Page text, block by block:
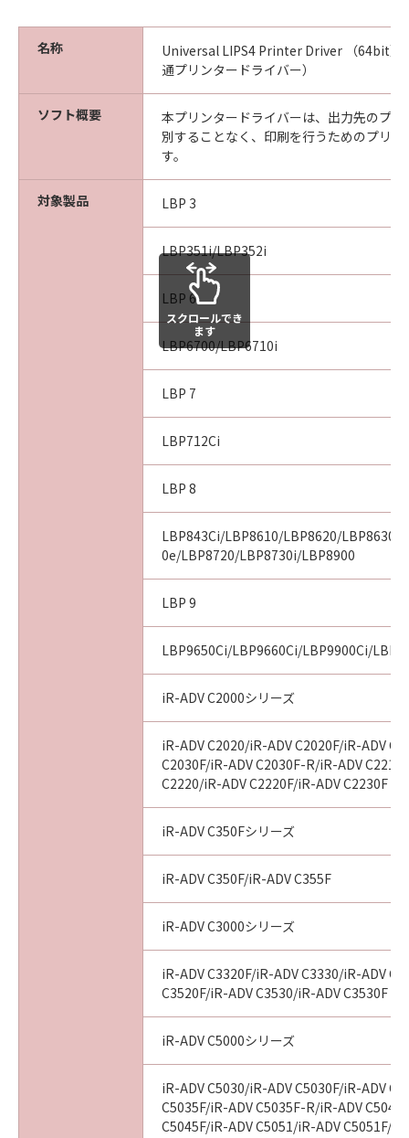
名称
Universal LIPS4 Printer Driver （64bit）
通プリンタードライバー）
ソフト概要
本プリンタードライバーは、出力先のプ
別することなく、印刷を行うためのプリ
す。
対象製品 LBP 3
LBP351i/LBP352i
LBP 6
LBP6700/LBP6710i
LBP 7
LBP712Ci
LBP 8
LBP843Ci/LBP8610/LBP8620/LBP8630/
0e/LBP8720/LBP8730i/LBP8900
LBP 9
LBP9650Ci/LBP9660Ci/LBP9900Ci/
iR-ADV C2000シリーズ
iR-ADV C2020/iR-ADV C2020F/iR-ADV
C2030F/iR-ADV C2030F-R/iR-ADV
C2220/iR-ADV C2220F/iR-ADV C2230F
iR-ADV C350Fシリーズ
iR-ADV C350F/iR-ADV C355F
iR-ADV C3000シリーズ
iR-ADV C3320F/iR-ADV C3330/iR-ADV
C3520F/iR-ADV C3530/iR-ADV C3530F
iR-ADV C5000シリーズ
iR-ADV C5030/iR-ADV C5030F/iR-ADV
C5035F/iR-ADV C5035F-R/iR-ADV
C5045F/iR-ADV C5051/iR-ADV C5051F/
スクロールでき
ます